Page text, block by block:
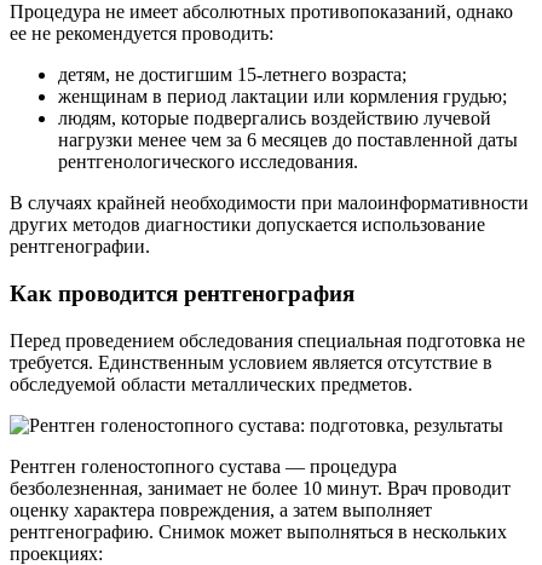
Процедура не имеет абсолютных противопоказаний, однако
ее не рекомендуется проводить:
детям, не достигшим 15-летнего возраста;
женщинам в период лактации или кормления грудью;
людям, которые подвергались воздействию лучевой
нагрузки менее чем за 6 месяцев до поставленной даты
рентгенологического исследования.
В случаях крайней необходимости при малоинформативности
других методов диагностики допускается использование
рентгенографии.
Как проводится рентгенография
Перед проведением обследования специальная подготовка не
требуется. Единственным условием является отсутствие в
обследуемой области металлических предметов.
Рентген голеностопного сустава — процедура
безболезненная, занимает не более 10 минут. Врач проводит
оценку характера повреждения, а затем выполняет
рентгенографию. Снимок может выполняться в нескольких
проекциях: